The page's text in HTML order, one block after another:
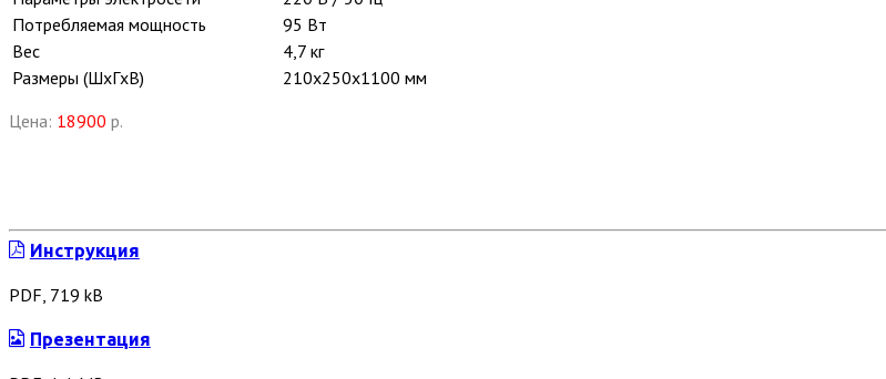
Потребляемая мощность
95 Вт
Вес
4,7 кг
Размеры (ШxГxВ)
210x250x1100 мм
Цена: 18900 р.
Инструкция
PDF, 719 kB
Презентация